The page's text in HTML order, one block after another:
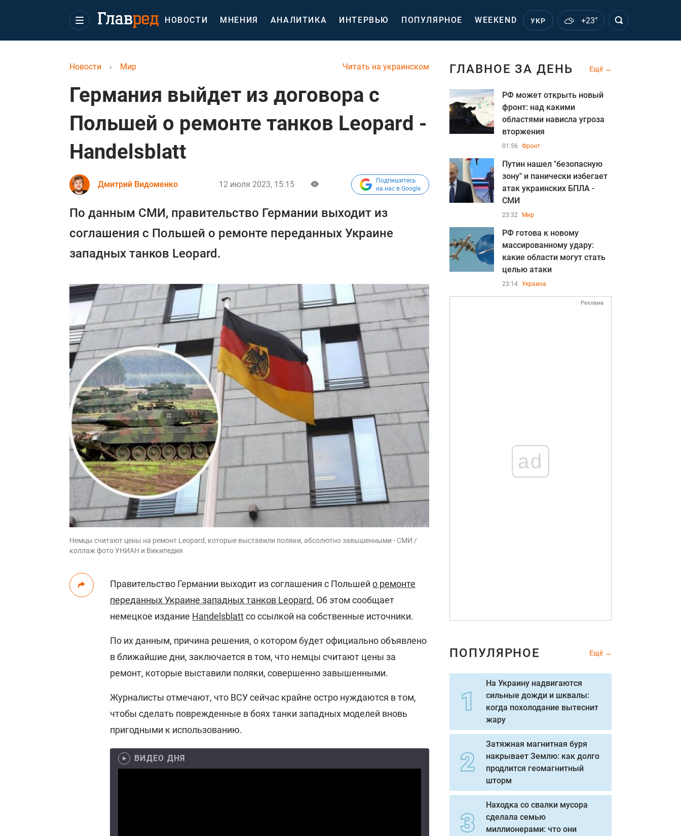
НОВОСТИ МНЕНИЯ АНАЛИТИКА ИНТЕРВЬЮ ПОПУЛЯРНОЕ WEEKEND УКР +23°
Читать на украинском
Новости › Мир
Германия выйдет из договора с
Польшей о ремонте танков Leopard -
Handelsblatt
Дмитрий Видоменко 12 июля 2023, 15:15
Подпишитесь
на нас в Google
По данным СМИ, правительство Германии выходит из
соглашения с Польшей о ремонте переданных Украине
западных танков Leopard.
Немцы считают цены на ремонт Leopard, которые выставили поляки, абсолютно завышенными - СМИ /
коллаж фото УНИАН и Википедия
Правительство Германии выходит из соглашения с Польшей о ремонте
переданных Украине западных танков Leopard. Об этом сообщает
немецкое издание Handelsblattсо ссылкой на собственные источники.
По их данным, причина решения, о котором будет официально объявлено
в ближайшие дни, заключается в том, что немцы считают цены за
ремонт, которые выставили поляки, совершенно завышенными.
Журналисты отмечают, что ВСУ сейчас крайне остро нуждаются в том,
чтобы сделать поврежденные в боях танки западных моделей вновь
пригодными к использованию.
ВИДЕО ДНЯ
ГЛАВНОЕ ЗА ДЕНЬ Ещё
РФ может открыть новый
фронт: над какими
областями нависла угроза
вторжения
01:56 Фронт
Путин нашел "безопасную
зону" и панически избегает
атак украинских БПЛА -
СМИ
23:32 Мир
РФ готова к новому
массированному удару:
какие области могут стать
целью атаки
23:14 Украина
Реклама
ad
ПОПУЛЯРНОЕ Ещё
На Украину надвигаются
сильные дожди и шквалы:
когда похолодание вытеснит
жару
Затяжная магнитная буря
накрывает Землю: как долго
продлится геомагнитный
шторм
Находка со свалки мусора
сделала семью
миллионерами: что они